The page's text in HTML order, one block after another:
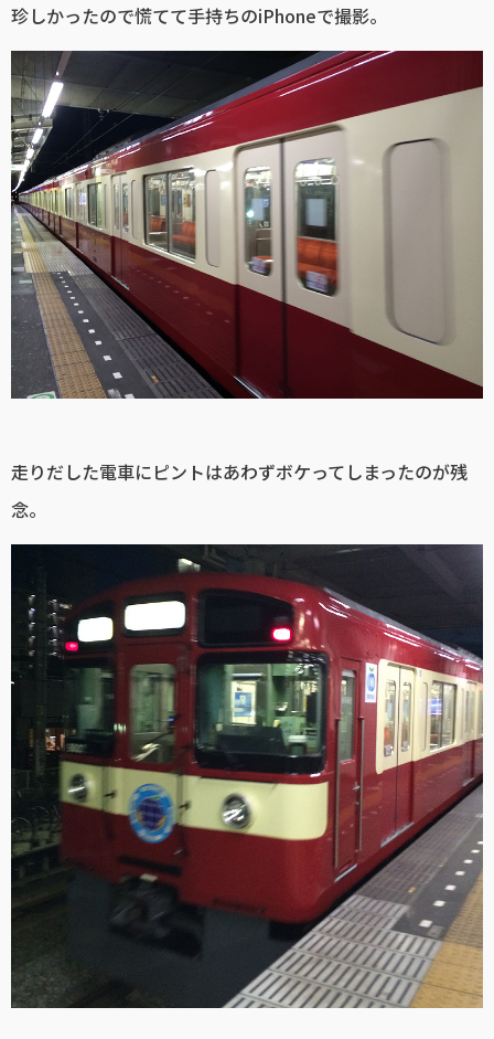
珍しかったので慌てて手持ちのiPhoneで撮影。
走りだした電車にピントはあわずボケってしまったのが残
念。